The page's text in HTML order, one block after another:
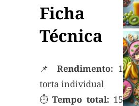
Ficha
Técnica
📌 Rendimento:1
torta individual
⏱Tempo total: 15